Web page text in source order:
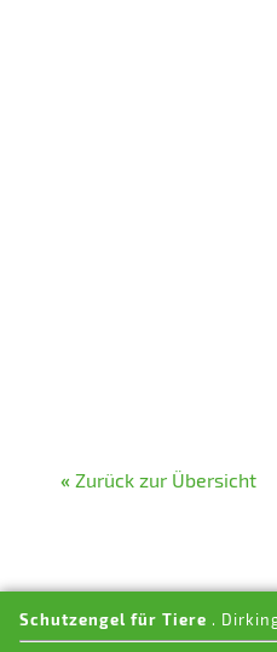
« Zurück zur Übersicht
Schutzengel für Tiere .